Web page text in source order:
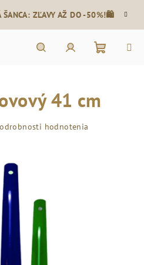
ŠANCA: ZĽAVY AŽ DO -50%!🛍️
košík
41 cm
hodnotenia